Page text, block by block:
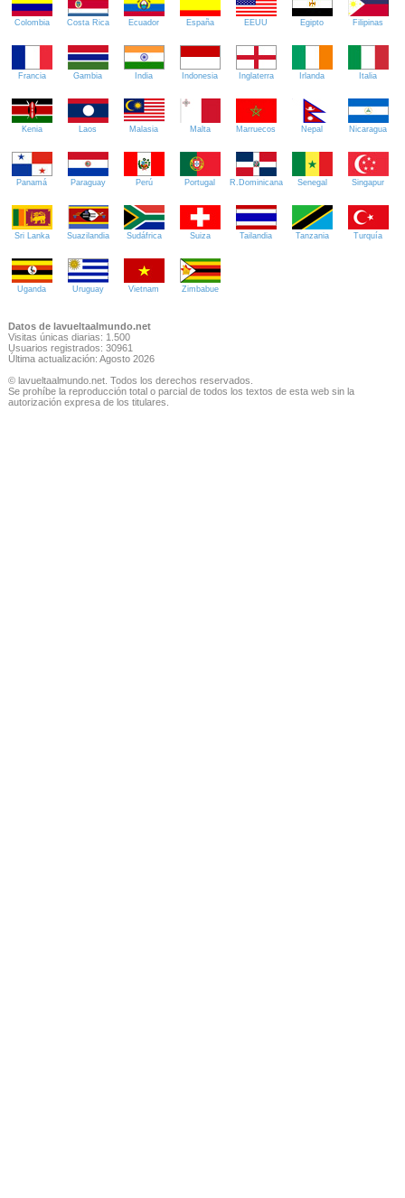
Colombia Costa Rica Ecuador España EEUU Egipto Filipinas
Francia Gambia India Indonesia Inglaterra Irlanda Italia
Kenia Laos Malasia Malta Marruecos Nepal Nicaragua
Panamá Paraguay Perú Portugal R.Dominicana Senegal Singapur
Sri Lanka Suazilandia Sudáfrica Suiza Tailandia Tanzania Turquía
Uganda Uruguay Vietnam Zimbabue
Datos de lavueltaalmundo.net
Visitas únicas diarias: 1.500
Usuarios registrados: 30961
Última actualización: Agosto 2026
© lavueltaalmundo.net. Todos los derechos reservados.
Se prohíbe la reproducción total o parcial de todos los textos de esta web sin la
autorización expresa de los titulares.